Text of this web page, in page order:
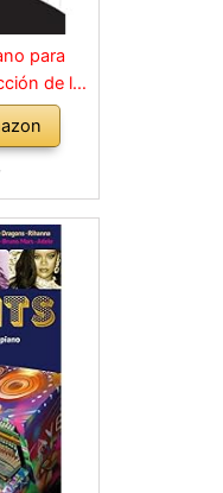
para
de los
Música
dificultad